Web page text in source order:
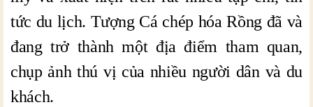
tức du lịch. Tượng Cá chép hóa Rồng đã và
đang trở thành một địa điểm tham quan,
chụp ảnh thú vị của nhiều người dân và du
khách.